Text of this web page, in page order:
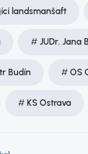
landsmanšaft
JUDr. Jana
Budín OS
KS Ostrava